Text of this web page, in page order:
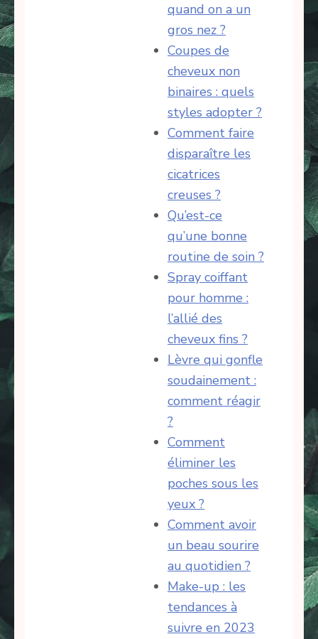
quand on a un
gros nez ?
Coupes de
cheveux non
binaires : quels
styles adopter ?
Comment faire
disparaître les
cicatrices
creuses ?
Qu’est-ce
qu’une bonne
routine de soin ?
Spray coiffant
pour homme :
l’allié des
cheveux fins ?
Lèvre qui gonfle
soudainement :
comment réagir
?
Comment
éliminer les
poches sous les
yeux ?
Comment avoir
un beau sourire
au quotidien ?
Make-up : les
tendances à
suivre en 2023